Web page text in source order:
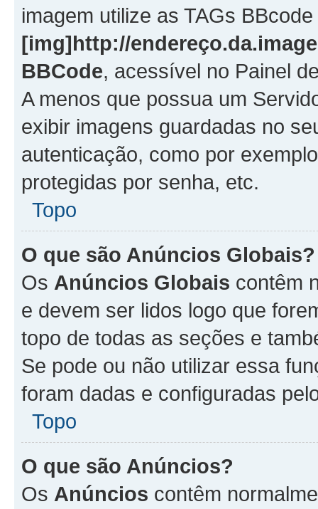
imagem utilize as TAGs BBcode
[img]http://
BBCode, acessível no Painel
A menos que possua um
exibir imagens guardadas no
autenticação, como por
protegidas por senha, etc.
Topo
O que são Anúncios Globais?
Os Anúncios Globais contêm
e devem ser lidos logo que
topo de todas as seções e
Se pode ou não utilizar essa
foram dadas e configuradas
Topo
O que são Anúncios?
Os Anúncios contêm